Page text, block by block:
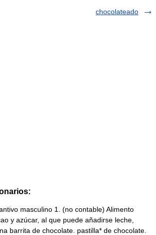
chocolateado
masculino 1. (no contable) Alimento
y azúcar, al que puede añadirse leche,
barrita de chocolate. pastilla* de chocolate.